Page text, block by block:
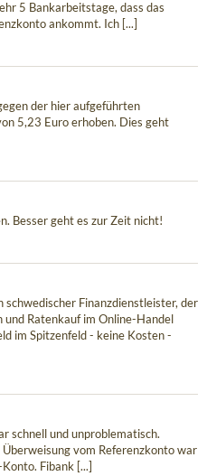
5 Bankarbeitstage, dass das
ankommt. Ich [...]
der hier aufgeführten
5,23 Euro erhoben. Dies geht
Besser geht es zur Zeit nicht!
schwedischer Finanzdienstleister, der
Ratenkauf im Online-Handel
im Spitzenfeld - keine Kosten -
schnell und unproblematisch.
vom Referenzkonto war
Fibank [...]